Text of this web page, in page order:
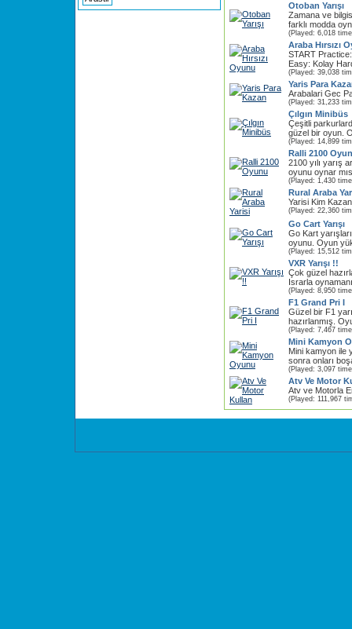
Otoban Yarışı
Zamana ve
farklı modda
(Played: 6,018
Araba Hırsızı
START
Easy: Kolay
(Played: 39,038
Yaris Para
Arabalari Gec
(Played: 31,233
Çılgın Minibüs
Çeşitli
güzel bir oyun.
(Played: 14,899
Ralli 2100
2100 yılı yarış
oyunu oynar
(Played: 1,430
Rural Araba
Yarisi Kim
(Played: 22,360
Go Cart Yarışı
Go Kart
oyunu. Oyun
(Played: 15,512
VXR Yarışı !!
Çok güzel
Israrla
(Played: 8,950
F1 Grand Pri I
Güzel bir F1
hazırlanmış.
(Played: 7,467
Mini Kamyon
Mini kamyon ile
sonra onları
(Played: 3,097
Atv Ve Motor
Atv ve Motorla
(Played: 111,967